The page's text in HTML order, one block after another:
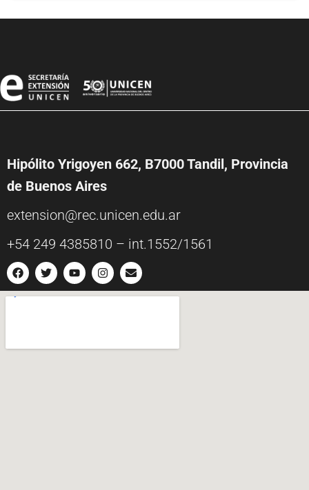
Hipólito Yrigoyen 662, B7000 Tandil, Provincia
de Buenos Aires
extension@rec.unicen.edu.ar
+54 249 4385810 – int.1552/1561